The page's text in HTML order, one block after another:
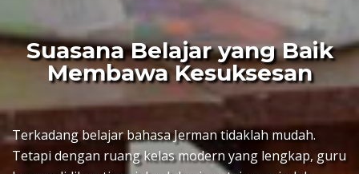
Suasana Belajar yang Baik
Membawa Kesuksesan
Terkadang belajar bahasa Jerman tidaklah mudah.
Tetapi dengan ruang kelas modern yang lengkap, guru